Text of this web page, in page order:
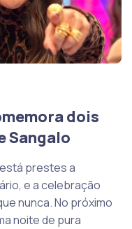
dois
Sangalo
está prestes a
e a celebração
nunca. No próximo
noite de pura